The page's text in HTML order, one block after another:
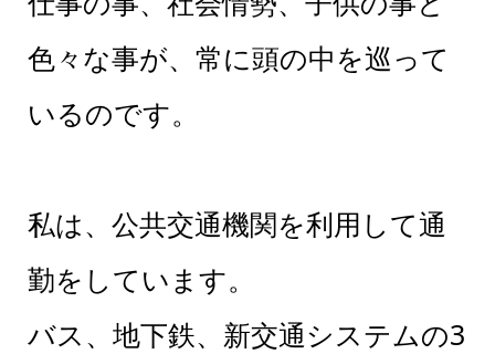
色々な事が、常に頭の中を巡って
いるのです。
私は、公共交通機関を利用して通
勤をしています。
バス、地下鉄、新交通システムの3